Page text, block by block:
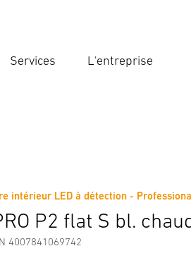
Services L'entreprise
intérieur LED à détection -
P2 flat S bl.
4007841069742
Informations sur le